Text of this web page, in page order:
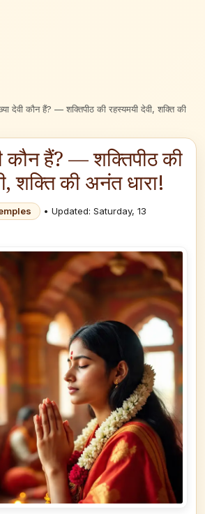
देवी कौन हैं? — शक्तिपीठ की रहस्यमयी देवी, शक्ति की
कौन हैं? — शक्तिपीठ की
शक्ति की अनंत धारा!
• Updated: Saturday, 13